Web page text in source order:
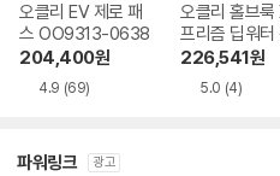
오클리 EV 제로 패
스 OO9313-0638
204,400원
4.9 (69)
오클리 홀브룩
프리즘 딥워터
OO9487-
226,541원
5.0 (4)
파워링크 광고